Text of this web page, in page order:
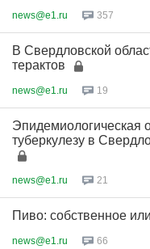
news@e1.ru 357
В Свердловской
терактов
news@e1.ru 19
Эпидемиологическая
туберкулезу в
news@e1.ru 21
Пиво: собственное
news@e1.ru 66